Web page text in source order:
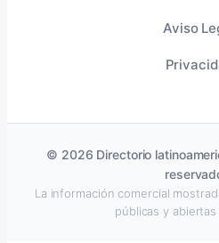
Aviso
© 2026 Directorio
La información comercial
públicas y